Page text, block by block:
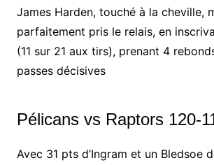
James Harden, touché à la cheville,
parfaitement pris le relais, en
(11 sur 21 aux tirs), prenant 4
passes décisives
Pélicans vs Raptors 120-
Avec 31 pts d’Ingram et un Bledsoe